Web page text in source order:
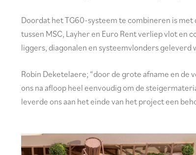
Doordat het TG60-systeem te combineren is
tussen MSC, Layher en Euro Rent verliep vlot en
liggers, diagonalen en systeemvlonders
Robin Deketelaere; “door de grote afname en
ons na afloop heel eenvoudig om de
leverde ons aan het einde van het project een